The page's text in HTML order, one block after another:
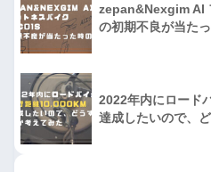
zepan&Nexgim AI
の初期不良が当た
2022年内にロード
達成したいので、